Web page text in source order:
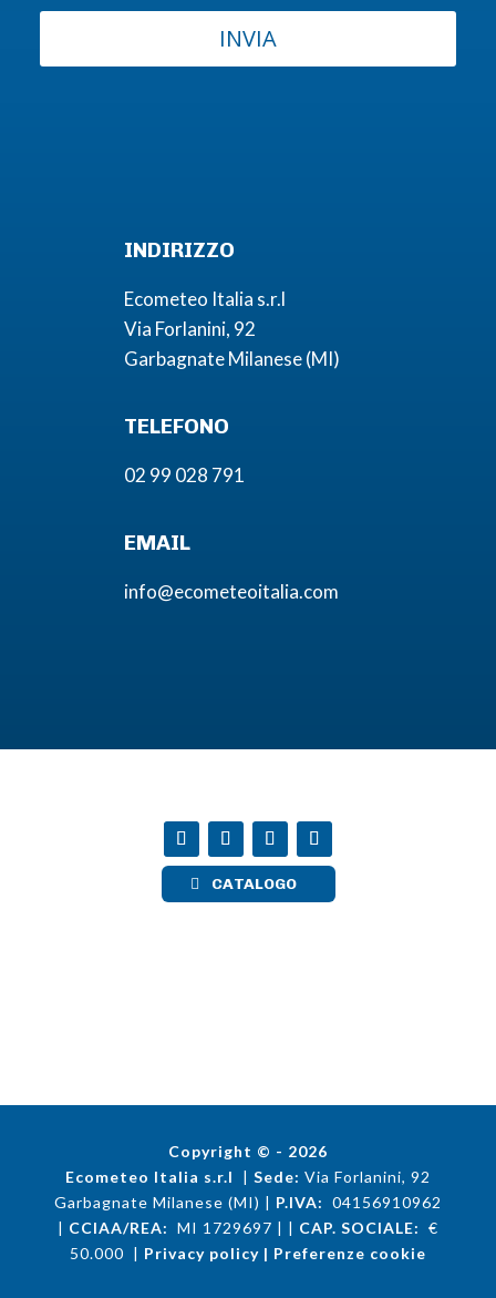
INVIA
INDIRIZZO
Ecometeo Italia s.r.l
Via Forlanini, 92
Garbagnate Milanese (MI)
TELEFONO
02 99 028 791
EMAIL
info@ecometeoitalia.com
CATALOGO
Copyright © - 2026
Ecometeo Italia s.r.l
| Sede: Via Forlanini, 92
Garbagnate Milanese (MI) | P.IVA: 04156910962
| CCIAA/REA: MI 1729697 | | CAP. SOCIALE: €
50.000 | Privacy policy | Preferenze cookie